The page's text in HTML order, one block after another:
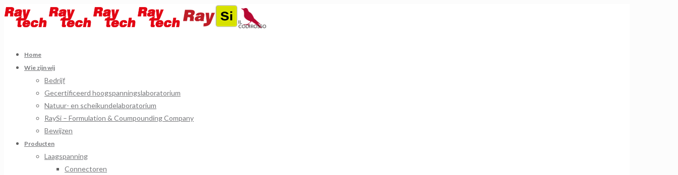
Home
Wie zijn wij
Bedrijf
Gecertificeerd hoogspanningslaboratorium
Natuur- en scheikundelaboratorium
RaySi – Formulation & Coumpounding Company
Bewijzen
Producten
Laagspanning
Connectoren